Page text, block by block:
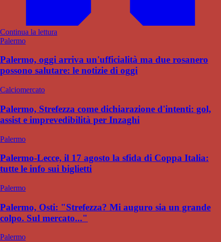
Continua la lettura
Palermo
Palermo, oggi arriva un'ufficialità ma due rosanero
possono salutare: le notizie di oggi
Calciomercato
Palermo, Strefezza come dichiarazione d'intenti: gol,
assist e imprevedibilità per Inzaghi
Palermo
Palermo-Lecce, il 17 agosto la sfida di Coppa Italia:
tutte le info sui biglietti
Palermo
Palermo, Osti: "Strefezza? Mi auguro sia un grande
colpo. Sul mercato..."
Palermo